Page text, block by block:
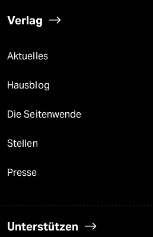
Verlag
Aktuelles
Hausblog
Die Seitenwende
Stellen
Presse
Unterstützen